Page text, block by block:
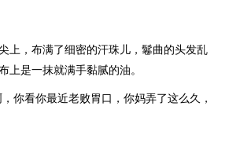
上，布满了细密的汗珠儿，鬈曲的头发乱
上是一抹就满手黏腻的油。
你看你最近老败胃口，你妈弄了这么久，